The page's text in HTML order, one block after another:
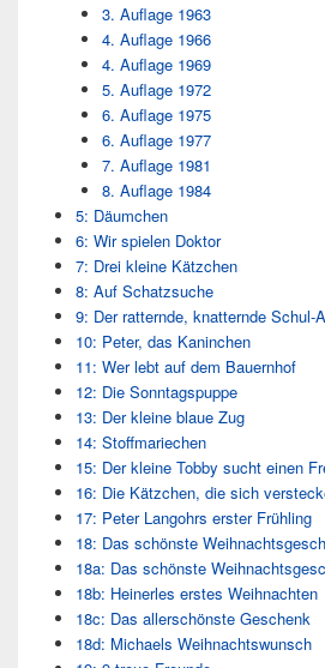
3. Auflage 1963
4. Auflage 1966
4. Auflage 1969
5. Auflage 1972
6. Auflage 1975
6. Auflage 1977
7. Auflage 1981
8. Auflage 1984
5: Däumchen
6: Wir spielen Doktor
7: Drei kleine Kätzchen
8: Auf Schatzsuche
9: Der ratternde, knatternde Schul-
10: Peter, das Kaninchen
11: Wer lebt auf dem Bauernhof
12: Die Sonntagspuppe
13: Der kleine blaue Zug
14: Stoffmariechen
15: Der kleine Tobby sucht einen
16: Die Kätzchen, die sich
17: Peter Langohrs erster Frühling
18: Das schönste
18a: Das schönste
18b: Heinerles erstes Weihnachten
18c: Das allerschönste Geschenk
18d: Michaels Weihnachtswunsch